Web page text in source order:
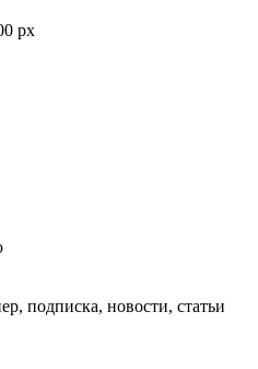
px
подписка, новости, статьи